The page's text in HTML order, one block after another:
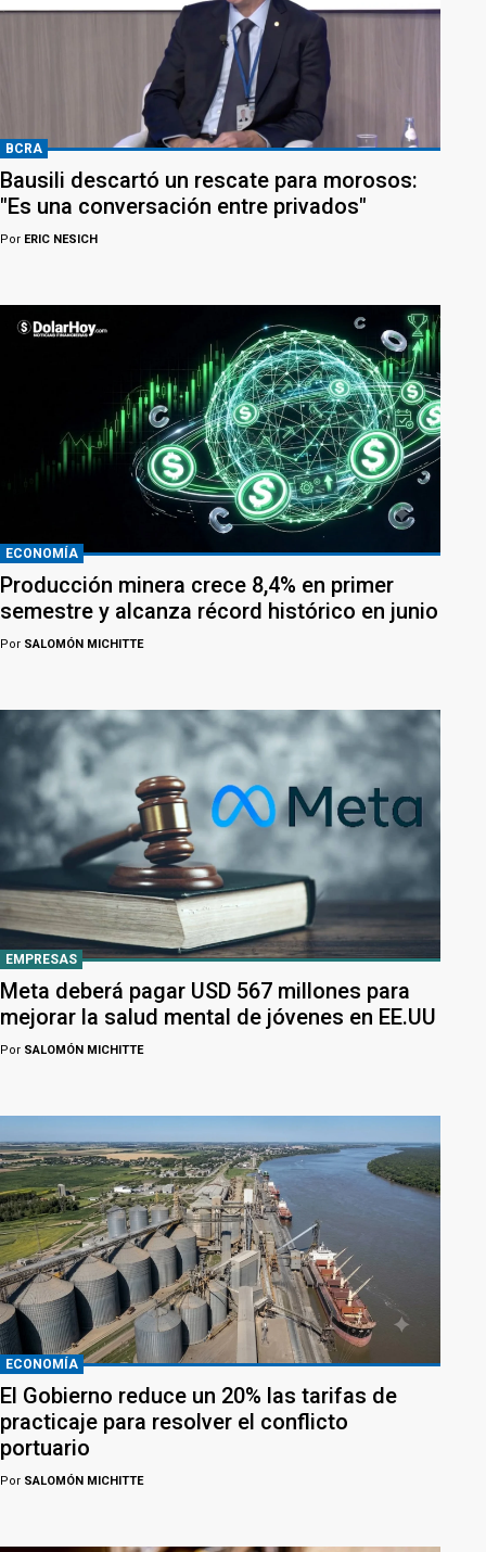
BCRA
Bausili descartó un rescate para morosos:
"Es una conversación entre privados"
Por ERIC NESICH
ECONOMÍA
Producción minera crece 8,4% en primer
semestre y alcanza récord histórico en junio
Por SALOMÓN MICHITTE
EMPRESAS
Meta deberá pagar USD 567 millones para
mejorar la salud mental de jóvenes en EE.UU
Por SALOMÓN MICHITTE
ECONOMÍA
El Gobierno reduce un 20% las tarifas de
practicaje para resolver el conflicto
portuario
Por SALOMÓN MICHITTE